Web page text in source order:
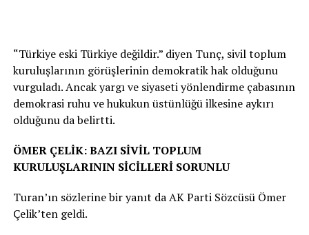
“Türkiye eski Türkiye değildir.” diyen Tunç, sivil toplum
kuruluşlarının görüşlerinin demokratik hak olduğunu
vurguladı. Ancak yargı ve siyaseti yönlendirme çabasının
demokrasi ruhu ve hukukun üstünlüğü ilkesine aykırı
olduğunu da belirtti.
ÖMER ÇELİK: BAZI SİVİL TOPLUM
KURULUŞLARININ SİCİLLERİ SORUNLU
Turan’ın sözlerine bir yanıt da AK Parti Sözcüsü Ömer
Çelik’ten geldi.